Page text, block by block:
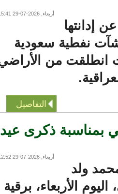
أربعاء, 2026-07-29 15:41
إدانتها
نفطية سعودية
من الأراضي
التفاصيل
بمناسبة ذكرى عيد
أربعاء, 2026-07-29 12:52
ولد
الأربعاء، برقية